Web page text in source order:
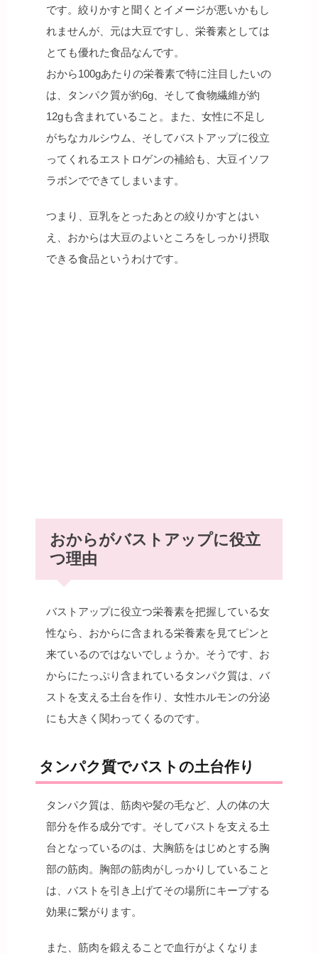
です。絞りかすと聞くとイメージが悪いかもし
れませんが、元は大豆ですし、栄養素としては
とても優れた食品なんです。
おから100gあたりの栄養素で特に注目したいの
は、タンパク質が約6g、そして食物繊維が約
12gも含まれていること。また、女性に不足し
がちなカルシウム、そしてバストアップに役立
ってくれるエストロゲンの補給も、大豆イソフ
ラボンでできてしまいます。
つまり、豆乳をとったあとの絞りかすとはい
え、おからは大豆のよいところをしっかり摂取
できる食品というわけです。
おからがバストアップに役立
つ理由
バストアップに役立つ栄養素を把握している女
性なら、おからに含まれる栄養素を見てピンと
来ているのではないでしょうか。そうです、お
からにたっぷり含まれているタンパク質は、バ
ストを支える土台を作り、女性ホルモンの分泌
にも大きく関わってくるのです。
タンパク質でバストの土台作り
タンパク質は、筋肉や髪の毛など、人の体の大
部分を作る成分です。そしてバストを支える土
台となっているのは、大胸筋をはじめとする胸
部の筋肉。胸部の筋肉がしっかりしていること
は、バストを引き上げてその場所にキープする
効果に繋がります。
また、筋肉を鍛えることで血行がよくなりま